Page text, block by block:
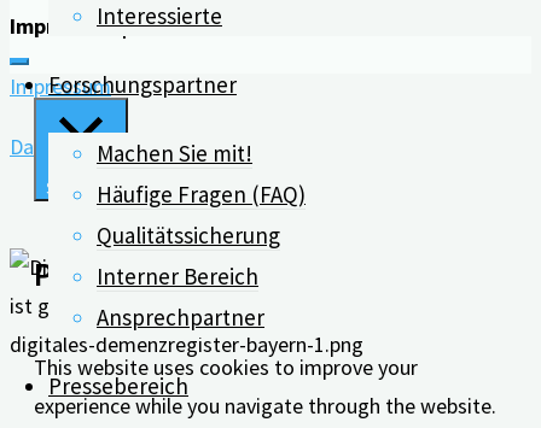
Interessierte
Forschungspartner
Machen Sie mit!
Häufige Fragen (FAQ)
Qualitätssicherung
Interner Bereich
Ansprechpartner
Pressebereich
Impressum | Datenschutz
Impressum
Datenschutz
Schließen
Privacy Overview
This website uses cookies to improve your
experience while you navigate through the website.